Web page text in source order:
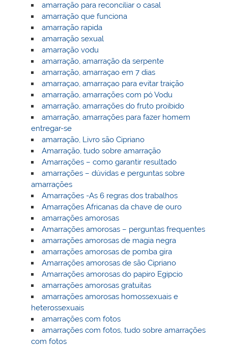
amarração para reconciliar o casal
amarração que funciona
amarração rapida
amarração sexual
amarração vodu
amarração, amarração da serpente
amarração, amarraçao em 7 dias
amarraçao, amarraçao para evitar traição
amarração, amarrações com pó Vodu
amarração, amarrações do fruto proibido
amarração, amarrações para fazer homem
entregar-se
amarração, Livro são Cipriano
Amarração, tudo sobre amarração
Amarrações – como garantir resultado
amarrações – dúvidas e perguntas sobre
amarrações
Amarrações -As 6 regras dos trabalhos
Amarrações Africanas da chave de ouro
amarrações amorosas
Amarrações amorosas – perguntas frequentes
amarrações amorosas de magia negra
amarrações amorosas de pomba gira
Amarrações amorosas de são Cipriano
Amarrações amorosas do papiro Egipcio
amarrações amorosas gratuitas
amarrações amorosas homossexuais e
heterossexuais
amarrações com fotos
amarrações com fotos, tudo sobre amarrações
com fotos